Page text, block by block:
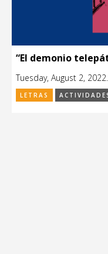
“El demonio
Tuesday, August 2, 2022.
LETRAS